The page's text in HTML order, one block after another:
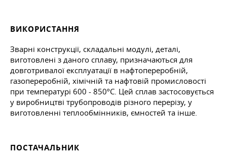
ВИКОРИСТАННЯ
Зварні конструкції, складальні модулі, деталі,
виготовлені з даного сплаву, призначаються для
довготривалої експлуатації в нафтопереробній,
газопереробній, хімічній та нафтовій промисловості
при температурі 600 - 850ºС. Цей сплав застосовується
у виробництві трубопроводів різного перерізу, у
виготовленні теплообмінників, ємностей та інше.
ПОСТАЧАЛЬНИК